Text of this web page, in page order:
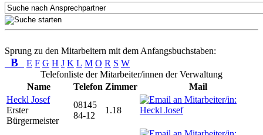
Sprung zu den Mitarbeitern mit dem Anfangsbuchstaben:
B E F G H J K L M O R S W
Telefonliste der Mitarbeiter/innen der Verwaltung
Name
Telefon Zimmer
Mail
Heckl Josef
Erster
Bürgermeister
08145
84-12
1.18